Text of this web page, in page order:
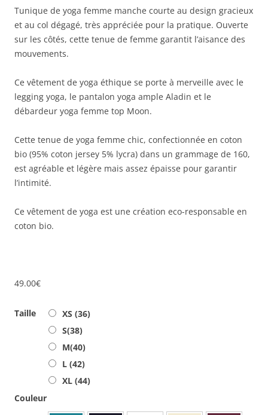
Tunique de yoga femme manche courte au design gracieux
et au col dégagé, très appréciée pour la pratique. Ouverte
sur les côtés, cette tenue de femme garantit l’aisance des
mouvements.
Ce vêtement de yoga éthique se porte à merveille avec le
legging yoga, le pantalon yoga ample Aladin et le
débardeur yoga femme top Moon.
Cette tenue de yoga femme chic, confectionnée en coton
bio (95% coton jersey 5% lycra) dans un grammage de 160,
est agréable et légère mais assez épaisse pour garantir
l’intimité.
Ce vêtement de yoga est une création eco-responsable en
coton bio.
49.00€
Taille
XS (36)
S(38)
M(40)
L (42)
XL (44)
Couleur